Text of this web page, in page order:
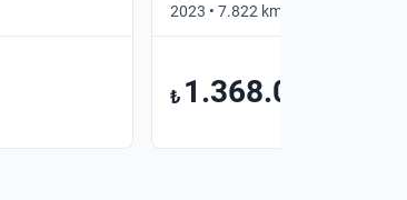
2023 • 7.822 km • Otomatik
₺ 1.368.000